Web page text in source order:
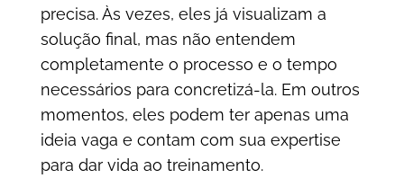
precisa. Às vezes, eles já visualizam a
solução final, mas não entendem
completamente o processo e o tempo
necessários para concretizá-la. Em outros
momentos, eles podem ter apenas uma
ideia vaga e contam com sua expertise
para dar vida ao treinamento.